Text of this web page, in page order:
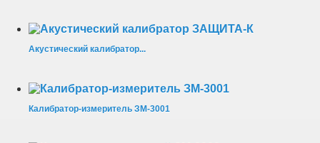
Акустический калибратор...
Калибратор-измеритель ЗМ-3001